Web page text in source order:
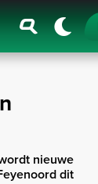
nieuwe
dit